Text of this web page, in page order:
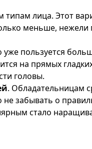
лица. Этот
меньше,
пользуется
на прямых
головы.
. Обладательницам
не забывать о
стало